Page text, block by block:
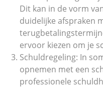
Dit kan in de vorm
duidelijke afspraken
ervoor kiezen om je
Schuldregeling: In
opnemen met een
professionele